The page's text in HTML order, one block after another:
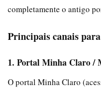
completamente o antigo
Principais canais
1. Portal Minha Claro /
O portal Minha Claro